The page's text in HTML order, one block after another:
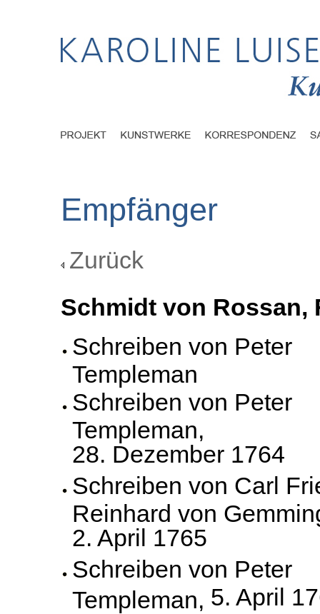
Empfänger
Zurück
Schmidt von Rossan,
Schreiben von Peter
Templeman
Schreiben von Peter
Templeman,
28. Dezember 1764
Schreiben von Carl
Reinhard von
2. April 1765
Schreiben von Peter
Templeman, 5. April